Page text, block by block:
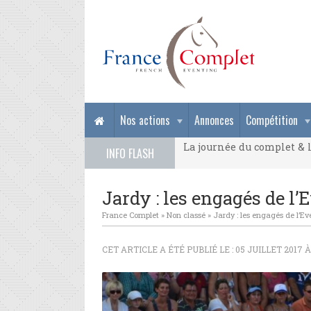
Nos actions Annonces Compétition
INFO FLASH
La journée du complet
La journée du complet
Jardy : les engagés de
France Complet » Non classé » Jardy : les engagés de
CET ARTICLE A ÉTÉ PUBLIÉ LE : 05 JUILLET 2017